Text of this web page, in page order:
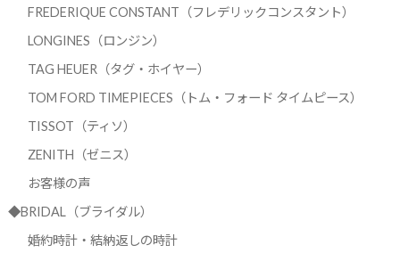
FREDERIQUE CONSTANT（フレデリックコンスタント）
LONGINES（ロンジン）
TAG HEUER（タグ・ホイヤー）
TOM FORD TIMEPIECES（トム・フォード タイムピース）
TISSOT（ティソ）
ZENITH（ゼニス）
お客様の声
◆BRIDAL（ブライダル）
婚約時計・結納返しの時計